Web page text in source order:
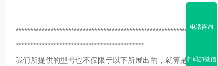
****************************************************************
********************************************
我们所提供的型号也不仅限于以下所展出的，就算是我们
电话咨询
扫码加微信